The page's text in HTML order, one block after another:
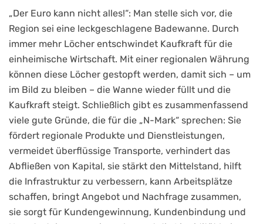
„Der Euro kann nicht alles!“: Man stelle sich vor, die
Region sei eine leckgeschlagene Badewanne. Durch
immer mehr Löcher entschwindet Kaufkraft für die
einheimische Wirtschaft. Mit einer regionalen Währung
können diese Löcher gestopft werden, damit sich – um
im Bild zu bleiben – die Wanne wieder füllt und die
Kaufkraft steigt. Schließlich gibt es zusammenfassend
viele gute Gründe, die für die „N-Mark“ sprechen: Sie
fördert regionale Produkte und Dienstleistungen,
vermeidet überflüssige Transporte, verhindert das
Abfließen von Kapital, sie stärkt den Mittelstand, hilft
die Infrastruktur zu verbessern, kann Arbeitsplätze
schaffen, bringt Angebot und Nachfrage zusammen,
sie sorgt für Kundengewinnung, Kundenbindung und